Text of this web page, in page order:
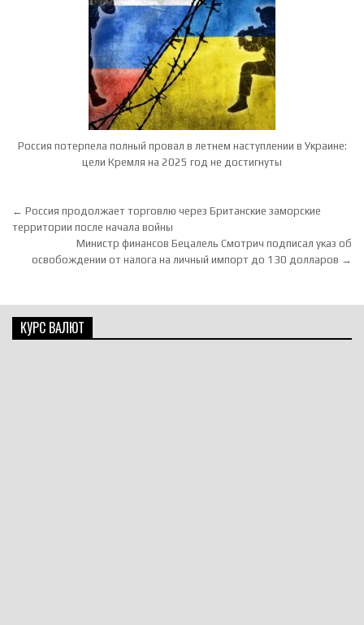
Россия потерпела полный провал в летнем наступлении в Украине:
цели Кремля на 2025 год не достигнуты
Навигация по записям
← Россия продолжает торговлю через Британские заморские
территории после начала войны
Министр финансов Бецалель Смотрич подписал указ об
освобождении от налога на личный импорт до 130 долларов →
КУРС ВАЛЮТ